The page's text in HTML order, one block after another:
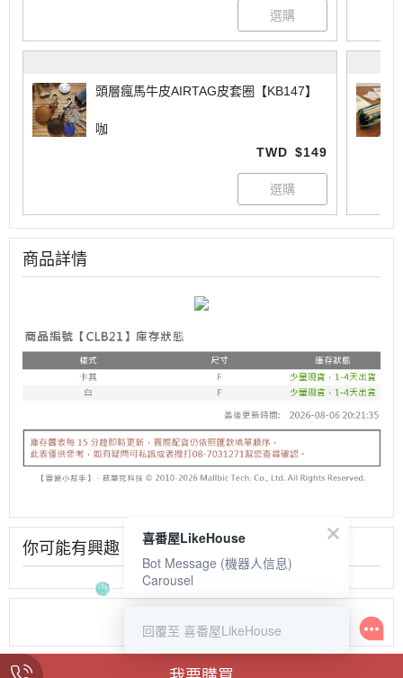
頭層瘋馬牛皮AIRTAG皮套圈【KB147】
咖
TWD $149
商品詳情
你可能有興趣
喜番屋LikeHouse
Bot Message (機器人信息)
Carousel
回覆至 喜番屋LikeHouse